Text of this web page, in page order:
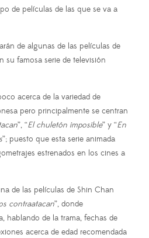
de películas de las que se va a
de algunas de las películas de
su famosa serie de televisión
acerca de la variedad de
pero principalmente se centran
”, “El chuletón imposible” y “En
”; puesto que esta serie animada
estrenados en los cines a
de las películas de Shin Chan
contraatacan”, donde
hablando de la trama, fechas de
acerca de edad recomendada